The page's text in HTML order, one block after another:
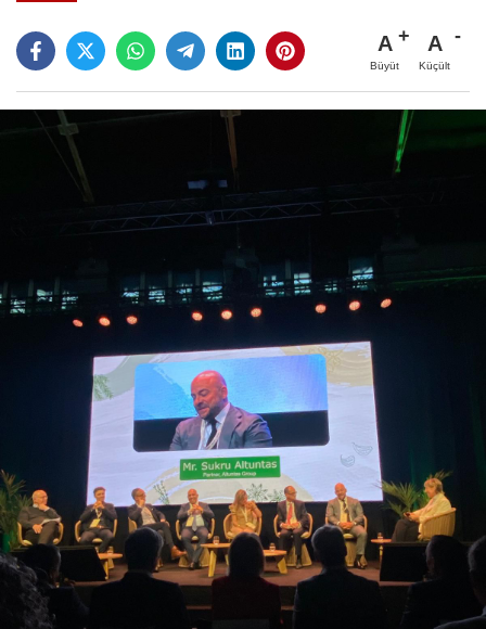
A
Büyüt
A
Küçült